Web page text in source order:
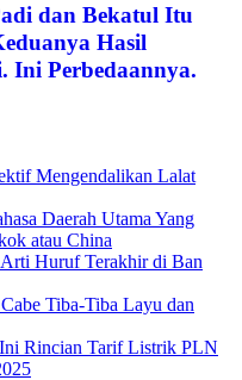
dan Bekatul Itu
Hasil
Ini Perbedaannya.
Mengendalikan Lalat
Daerah Utama Yang
atau China
Huruf Terakhir di Ban
Tiba-Tiba Layu dan
Rincian Tarif Listrik PLN